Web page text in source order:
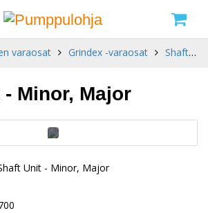
varaosat Grindex -varaosat Shaft Unit - Minor, Major
Minor, Major
Unit - Minor, Major